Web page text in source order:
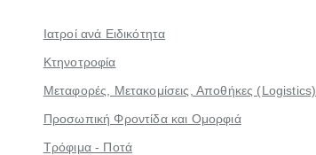
Ιατροί ανά Ειδικότητα
Κτηνοτροφία
Μεταφορές, Μετακομίσεις, Αποθήκες (Logistics)
Προσωπική Φροντίδα και Ομορφιά
Τρόφιμα - Ποτά